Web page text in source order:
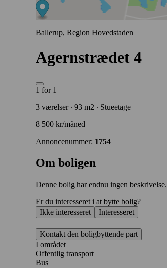
Ballerup, Region Hovedstaden
Agernstrædet 4
1 for 1
3 værelser ∙ 93 m2 ∙ Stueetage
8 500 kr/måned
Annoncenummer: 1754
Om boligen
Denne bolig har endnu ingen beskrivelse.
Er du interesseret i at bytte bolig?
Ikke interesseret
Interesseret
Kontakt den boligbyttende part
I området
Offentlig transport
Bus